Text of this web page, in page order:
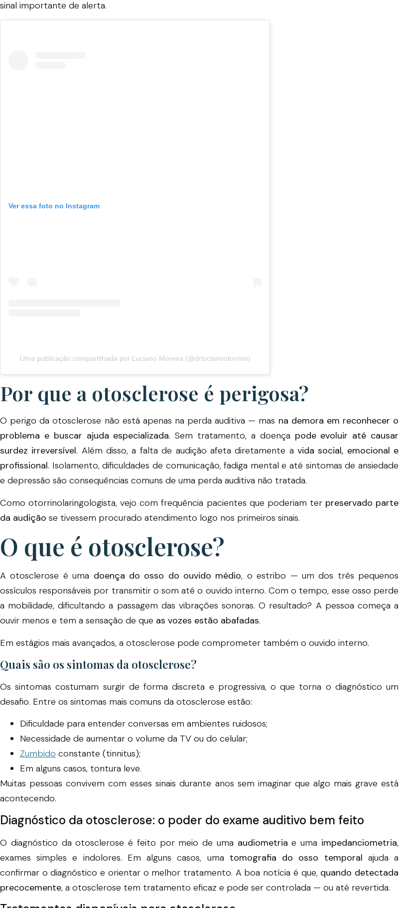
sinal importante de alerta.
Ver essa foto no Instagram
Uma publicação compartilhada por Luciano Moreira (@drlucianootorrino)
Por que a otosclerose é perigosa?
O perigo da otosclerose não está apenas na perda auditiva — mas na demora em reconhecer o
problema e buscar ajuda especializada. Sem tratamento, a doença pode evoluir até causar
surdez irreversível. Além disso, a falta de audição afeta diretamente a vida social, emocional e
profissional. Isolamento, dificuldades de comunicação, fadiga mental e até sintomas de ansiedade
e depressão são consequências comuns de uma perda auditiva não tratada.
Como otorrinolaringologista, vejo com frequência pacientes que poderiam ter preservado parte
da audição se tivessem procurado atendimento logo nos primeiros sinais.
O que é otosclerose?
A otosclerose é uma doença do osso do ouvido médio, o estribo — um dos três pequenos
ossículos responsáveis por transmitir o som até o ouvido interno. Com o tempo, esse osso perde
a mobilidade, dificultando a passagem das vibrações sonoras. O resultado? A pessoa começa a
ouvir menos e tem a sensação de que as vozes estão abafadas.
Em estágios mais avançados, a otosclerose pode comprometer também o ouvido interno.
Quais são os sintomas da otosclerose?
Os sintomas costumam surgir de forma discreta e progressiva, o que torna o diagnóstico um
desafio. Entre os sintomas mais comuns da otosclerose estão:
Dificuldade para entender conversas em ambientes ruidosos;
Necessidade de aumentar o volume da TV ou do celular;
Zumbido constante (tinnitus);
Em alguns casos, tontura leve.
Muitas pessoas convivem com esses sinais durante anos sem imaginar que algo mais grave está
acontecendo.
Diagnóstico da otosclerose: o poder do exame auditivo bem feito
O diagnóstico da otosclerose é feito por meio de uma audiometria e uma impedanciometria,
exames simples e indolores. Em alguns casos, uma tomografia do osso temporal ajuda a
confirmar o diagnóstico e orientar o melhor tratamento. A boa notícia é que, quando detectada
precocemente, a otosclerose tem tratamento eficaz e pode ser controlada — ou até revertida.